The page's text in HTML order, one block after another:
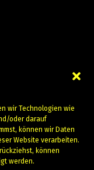
wir Technologien wie
oder darauf
können wir Daten
Website verarbeiten.
können
werden.